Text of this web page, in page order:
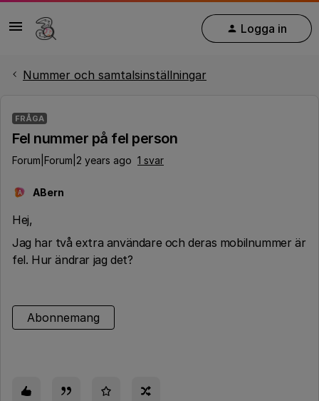
Logga in
Nummer och samtalsinställningar
FRÅGA
Fel nummer på fel person
Forum|Forum|2 years ago 1 svar
A ABern
Hej,
Jag har två extra användare och deras mobilnummer är
fel. Hur ändrar jag det?
Abonnemang